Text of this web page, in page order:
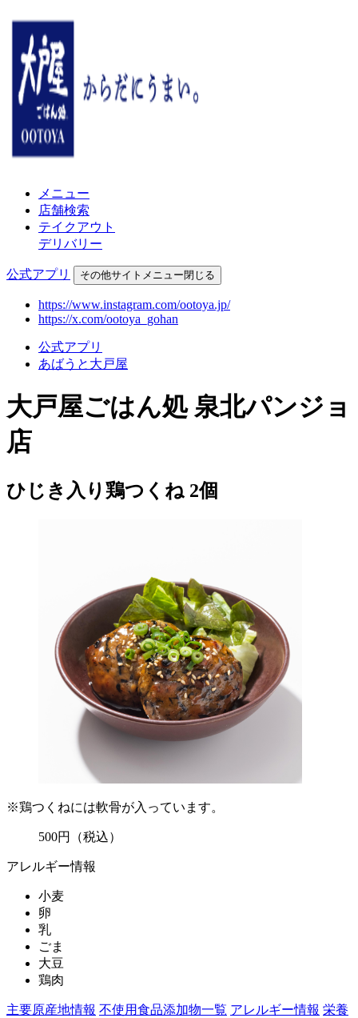
メニュー
店舗検索
テイクアウト
デリバリー
公式アプリ その他サイトメニュー閉じる
https://www.instagram.com/ootoya.jp/
https://x.com/ootoya_gohan
公式アプリ
あばうと大戸屋
大戸屋ごはん処 泉北パンジョ
店
ひじき入り鶏つくね 2個
※鶏つくねには軟骨が入っています。
500円 （税込）
アレルギー情報
小麦
卵
乳
ごま
大豆
鶏肉
主要原産地情報 不使用食品添加物一覧 アレルギー情報 栄養